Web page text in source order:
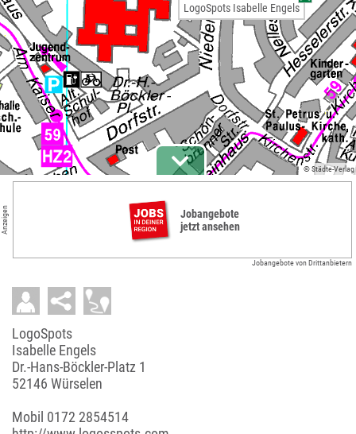
© Städte-Verlag
LogoSpots Isabelle Engels
Anzeigen
Jobangebote
jetzt ansehen
Jobangebote von Drittanbietern
LogoSpots
Isabelle Engels
Dr.-Hans-Böckler-Platz 1
52146 Würselen
Mobil 0172 2854514